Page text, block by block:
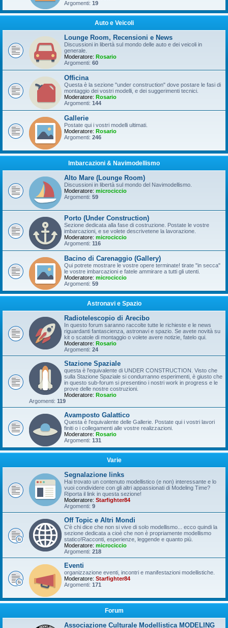
Argomenti: 19
Auto e Veicoli
Lounge Room, Recensioni e News
Discussioni in libertà sul mondo delle auto e dei veicoli in
generale.
Moderatore: Rosario
Argomenti: 60
Officina
Questa è la sezione "under construction" dove postare le fasi di
montaggio dei vostri modelli, e dei suggerimenti tecnici.
Moderatore: Rosario
Argomenti: 144
Gallerie
Postate qui i vostri modelli ultimati.
Moderatore: Rosario
Argomenti: 246
Imbarcazioni & Navimodellismo
Alto Mare (Lounge Room)
Discussioni in libertà sul mondo del Navimodellismo.
Moderatore: microciccio
Argomenti: 59
Porto (Under Construction)
Sezione dedicata alla fase di costruzione. Postate le vostre
imbarcazioni, e se volete descrivetene la lavorazione.
Moderatore: microciccio
Argomenti: 116
Bacino di Carenaggio (Gallery)
Qui potrete mostrare le vostre opere terminate! tirate "in secca"
le vostre imbarcazioni e fatele ammirare a tutti gli utenti.
Moderatore: microciccio
Argomenti: 59
Astronavi e Spazio
Radiotelescopio di Arecibo
In questo forum saranno raccolte tutte le richieste e le news
riguardanti fantascienza, astronavi e spazio. Se avete novità su
kit o scatole di montaggio o volete avere notizie, fatelo qui.
Moderatore: Rosario
Argomenti: 24
Stazione Spaziale
questa è l'equivalente di UNDER CONSTRUCTION. Visto che
sulla Stazione Spaziale si condurranno esperimenti, è giusto che
in questo sub-forum si presentino i nostri work in progress e le
prove delle nostre costruzioni.
Moderatore: Rosario
Argomenti: 119
Avamposto Galattico
Questa è l'equivalente delle Gallerie. Postate qui i vostri lavori
finiti o i collegamenti alle vostre realizzazioni.
Moderatore: Rosario
Argomenti: 131
Varie
Segnalazione links
Hai trovato un contenuto modellistico (e non) interessante e lo
vuoi condividere con gli altri appassionati di Modeling Time?
Riporta il link in questa sezione!
Moderatore: Starfighter84
Argomenti: 9
Off Topic e Altri Mondi
C'è chi dice che non si vive di solo modellismo... ecco quindi la
sezione dedicata a cioè che non è propriamente modellismo
statico!Racconti, esperienze, leggende e quanto più.
Moderatore: microciccio
Argomenti: 218
Eventi
organizzazione eventi, incontri e manifestazioni modellistiche.
Moderatore: Starfighter84
Argomenti: 171
Forum
Associazione Culturale Modellistica MODELING